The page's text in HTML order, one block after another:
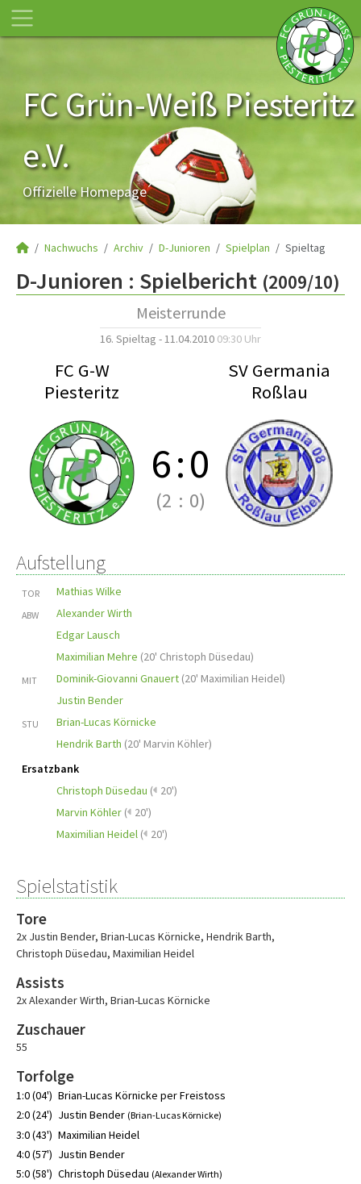
FC Grün-Weiß Piesteritz
e.V.
Offizielle Homepage
Nachwuchs Archiv D-Junioren Spielplan Spieltag
D-Junioren : Spielbericht (2009/10)
Meisterrunde
16. Spieltag - 11.04.2010 09:30 Uhr
FC G-W
Piesteritz
SV Germania
Roßlau
6:0
(2 : 0)
Aufstellung
TOR Mathias Wilke
ABW
Alexander Wirth
Edgar Lausch
Maximilian Mehre (20' Christoph Düsedau)
MIT Dominik-Giovanni Gnauert (20' Maximilian Heidel)
Justin Bender
STU
Brian-Lucas Körnicke
Hendrik Barth (20' Marvin Köhler)
Ersatzbank
Christoph Düsedau ( 20')
Marvin Köhler ( 20')
Maximilian Heidel ( 20')
Spielstatistik
Tore
2x Justin Bender, Brian-Lucas Körnicke, Hendrik Barth,
Christoph Düsedau, Maximilian Heidel
Assists
2x Alexander Wirth, Brian-Lucas Körnicke
Zuschauer
55
Torfolge
1:0 (04') Brian-Lucas Körnicke per Freistoss
2:0 (24') Justin Bender (Brian-Lucas Körnicke)
3:0 (43') Maximilian Heidel
4:0 (57') Justin Bender
5:0 (58') Christoph Düsedau (Alexander Wirth)